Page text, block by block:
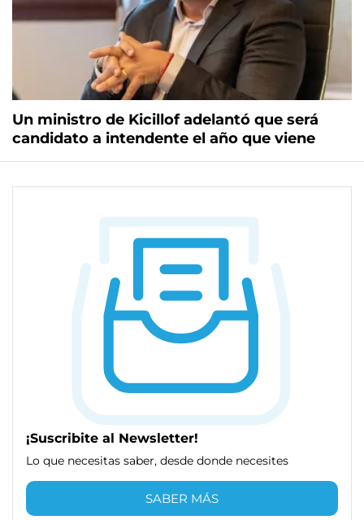
Un ministro de Kicillof adelantó que será
candidato a intendente el año que viene
¡Suscribite al Newsletter!
Lo que necesitas saber, desde donde necesites
SABER MÁS